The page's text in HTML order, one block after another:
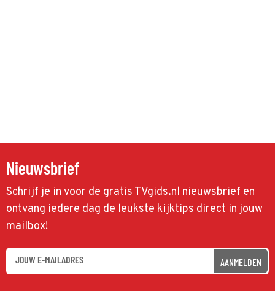
Nieuwsbrief
Schrijf je in voor de gratis TVgids.nl nieuwsbrief en
ontvang iedere dag de leukste kijktips direct in jouw
mailbox!
AANMELDEN